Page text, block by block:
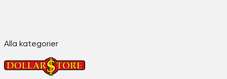
Alla kategorier